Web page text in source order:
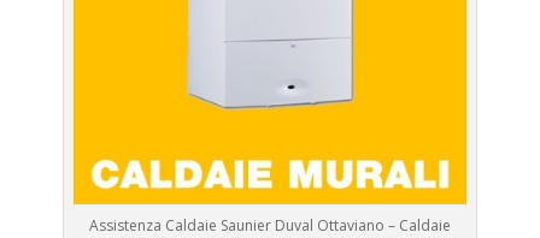
Assistenza Caldaie Saunier Duval Ottaviano – Caldaie